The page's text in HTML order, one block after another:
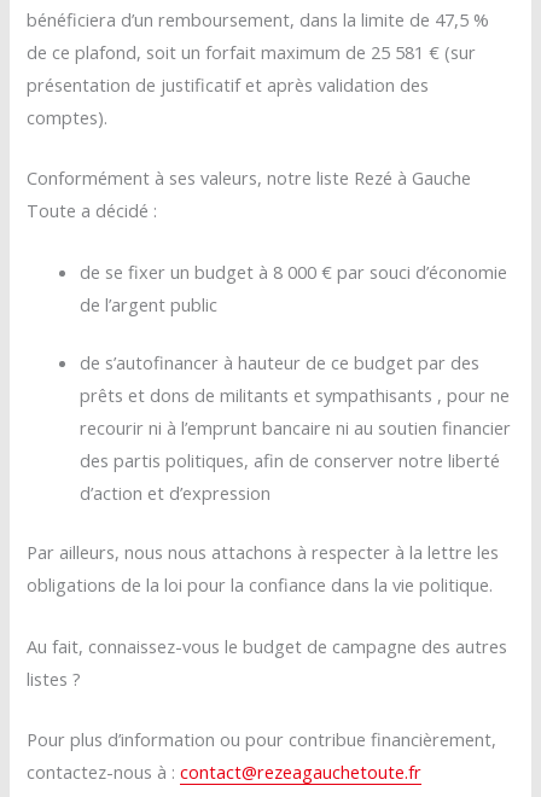
bénéficiera d’un remboursement, dans la limite de 47,5 %
de ce plafond, soit un forfait maximum de 25 581 € (sur
présentation de justificatif et après validation des
comptes).
Conformément à ses valeurs, notre liste Rezé à Gauche
Toute a décidé :
de se fixer un budget à 8 000 € par souci d’économie
de l’argent public
de s’autofinancer à hauteur de ce budget par des
prêts et dons de militants et sympathisants , pour ne
recourir ni à l’emprunt bancaire ni au soutien financier
des partis politiques, afin de conserver notre liberté
d’action et d’expression
Par ailleurs, nous nous attachons à respecter à la lettre les
obligations de la loi pour la confiance dans la vie politique.
Au fait, connaissez-vous le budget de campagne des autres
listes ?
Pour plus d’information ou pour contribue financièrement,
contactez-nous à :contact@rezeagauchetoute.fr